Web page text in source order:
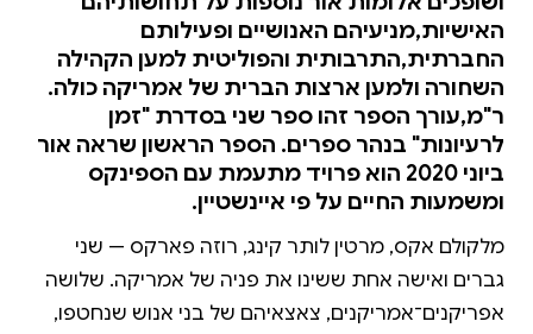
האישיות,מניעיהם האנושיים ופעילותם
החברתית,התרבותית והפוליטית למען הקהילה
השחורה ולמען ארצות הברית של אמריקה כולה.
ר"מ,עורך הספר זהו ספר שני בסדרת "זמן
לרעיונות" בנהר ספרים. הספר הראשון שראה אור
ביוני 2020 הוא פרויד מתעמת עם הספינקס
ומשמעות החיים על פי איינשטיין.
מלקולם אקס, מרטין לותר קינג, רוזה פארקס — שני
גברים ואישה אחת ששינו את פניה של אמריקה. שלושה
אפריקנים־אמריקנים, צאצאיהם של בני אנוש שנחטפו,